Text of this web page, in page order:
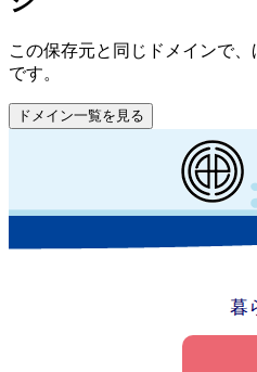
この保存元と同じドメインで
です。
ドメイン一覧を見る